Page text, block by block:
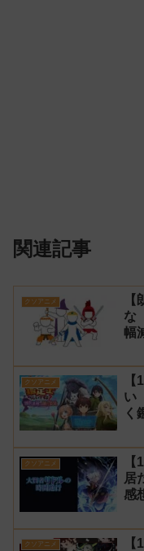
関連記事
クソアニメ
な
幅
クソアニメ
い
く
クソアニメ
居
感
クソアニメ